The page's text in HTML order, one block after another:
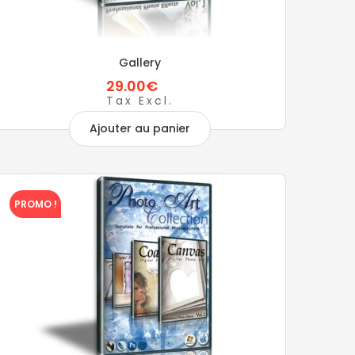
Gallery
29.00€
Tax Excl.
Ajouter au panier
PROMO !